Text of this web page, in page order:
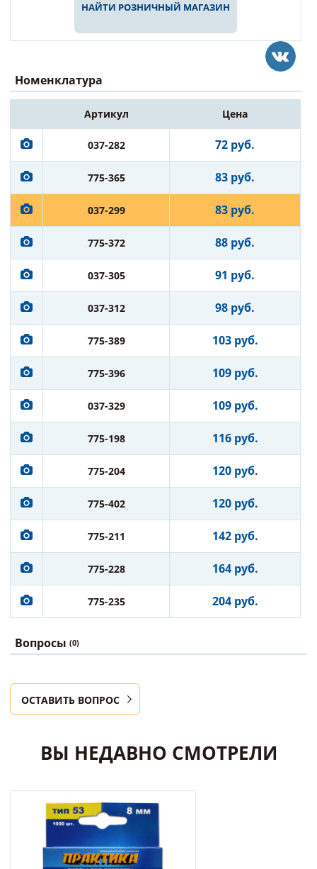
НАЙТИ РОЗНИЧНЫЙ МАГАЗИН
Номенклатура
Артикул Цена
037-282 72 руб.
775-365 83 руб.
037-299 83 руб.
775-372 88 руб.
037-305 91 руб.
037-312 98 руб.
775-389 103 руб.
775-396 109 руб.
037-329 109 руб.
775-198 116 руб.
775-204 120 руб.
775-402 120 руб.
775-211 142 руб.
775-228 164 руб.
775-235 204 руб.
Вопросы (0)
ОСТАВИТЬ ВОПРОС
ВЫ НЕДАВНО СМОТРЕЛИ